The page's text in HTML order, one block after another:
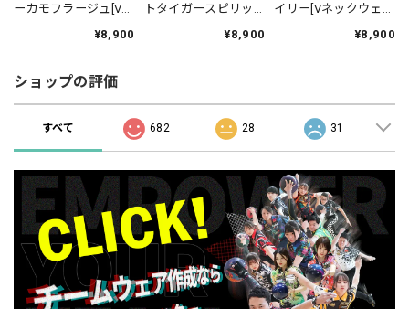
ーカモフラージュ[Vネ
入り・完全受注生産
¥8,900
トタイガースピリッ
ネーム入り・完全受
¥8,900
イリー[Vネックウェ
¥8,900
ショップの評価
すべて 682 28 31